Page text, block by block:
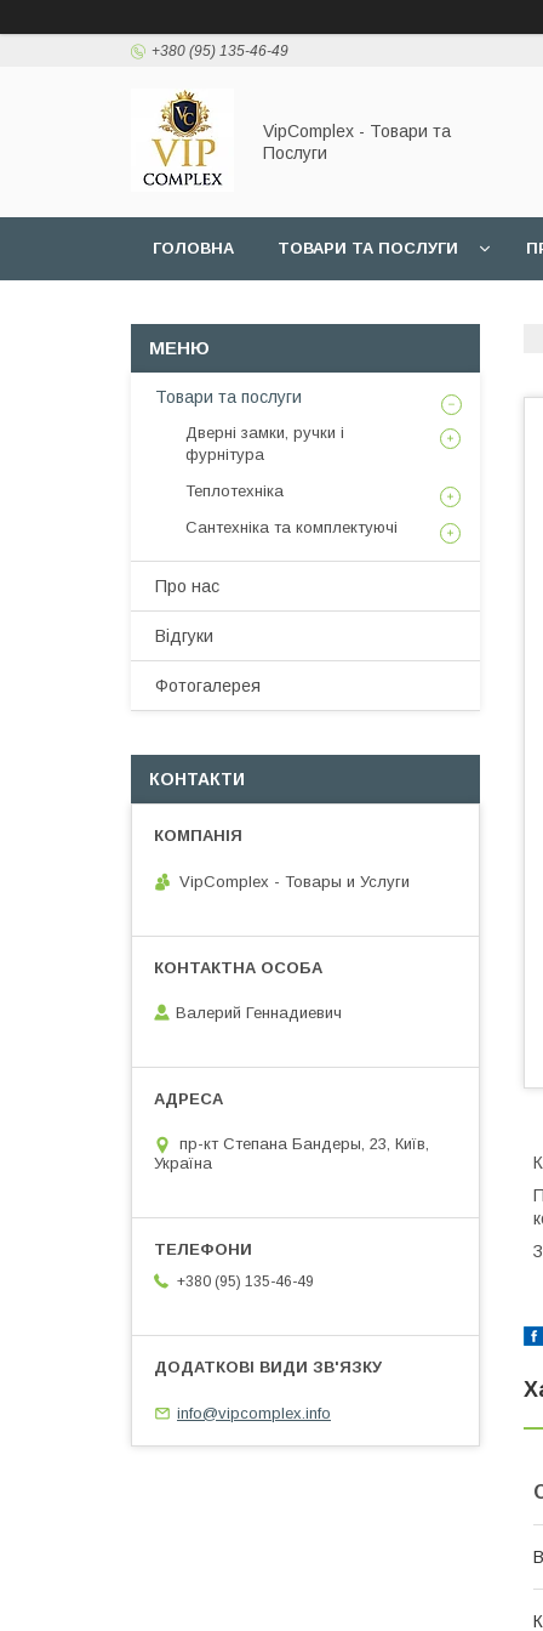
+380 (95) 135-46-49
VipComplex - Товари та
Послуги
ГОЛОВНА ТОВАРИ ТА ПОСЛУГИ
Товари та послуги
Дверні замки, ручки і
фурнітура
Теплотехніка
Сантехніка та комплектуючі
Про нас
Відгуки
Фотогалерея
КОНТАКТИ
VipComplex - Товары и Услуги
Валерий Геннадиевич
пр-кт Степана Бандеры, 23, Київ,
Україна
+380 (95) 135-46-49
info@vipcomplex.info